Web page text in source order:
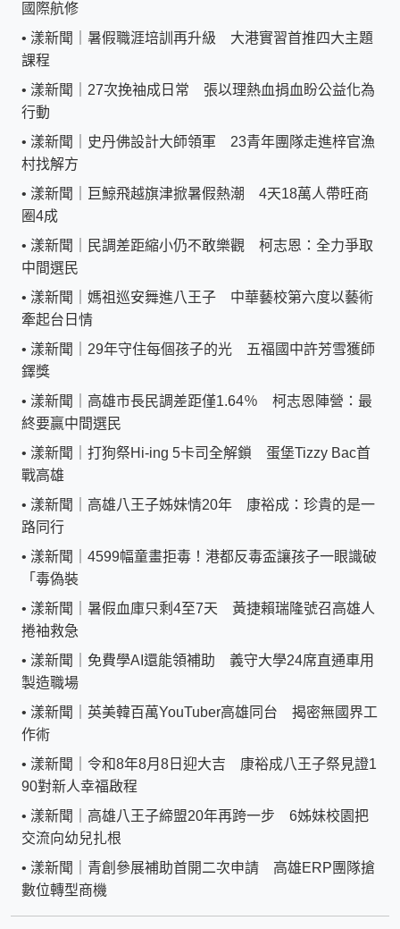
國際航修
• 漾新聞｜暑假職涯培訓再升級 大港實習首推四大主題
課程
• 漾新聞｜27次挽袖成日常 張以理熱血捐血盼公益化為
行動
• 漾新聞｜史丹佛設計大師領軍 23青年團隊走進梓官漁
村找解方
• 漾新聞｜巨鯨飛越旗津掀暑假熱潮 4天18萬人帶旺商
圈4成
• 漾新聞｜民調差距縮小仍不敢樂觀 柯志恩：全力爭取
中間選民
• 漾新聞｜媽祖巡安舞進八王子 中華藝校第六度以藝術
牽起台日情
• 漾新聞｜29年守住每個孩子的光 五福國中許芳雪獲師
鐸獎
• 漾新聞｜高雄市長民調差距僅1.64％ 柯志恩陣營：最
終要贏中間選民
• 漾新聞｜打狗祭Hi-ing 5卡司全解鎖 蛋堡Tizzy Bac首
戰高雄
• 漾新聞｜高雄八王子姊妹情20年 康裕成：珍貴的是一
路同行
• 漾新聞｜4599幅童畫拒毒！港都反毒盃讓孩子一眼識破
「毒偽裝
• 漾新聞｜暑假血庫只剩4至7天 黃捷賴瑞隆號召高雄人
捲袖救急
• 漾新聞｜免費學AI還能領補助 義守大學24席直通車用
製造職場
• 漾新聞｜英美韓百萬YouTuber高雄同台 揭密無國界工
作術
• 漾新聞｜令和8年8月8日迎大吉 康裕成八王子祭見證1
90對新人幸福啟程
• 漾新聞｜高雄八王子締盟20年再跨一步 6姊妹校園把
交流向幼兒扎根
• 漾新聞｜青創參展補助首開二次申請 高雄ERP團隊搶
數位轉型商機